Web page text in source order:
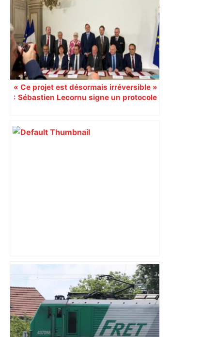
un bâtiment désaffecté : une
cinquantaine de migrants évacuée –
Actu.fr
« Ce projet est désormais irréversible »
: Sébastien Lecornu signe un protocole
Top 14 : à quelle heure et sur quelle
chaîne regarder le match Toulouse –
Montpellier ? – Le Parisien